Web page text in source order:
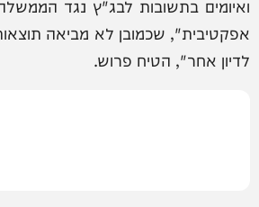
אפקטיבית", שכמובן לא מביאה
לדיון אחר", הטיח פרוש.